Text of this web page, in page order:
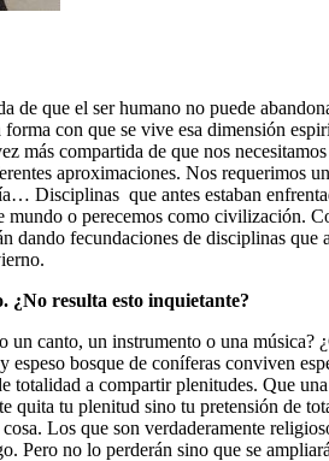
de que el ser humano no puede
con que se vive esa dimensión
más compartida de que nos
aproximaciones. Nos requerimos
Disciplinas que antes estaban
o perecemos como civilización.
dando fecundaciones de disciplinas que
¿No resulta esto inquietante?
canto, un instrumento o una música?
bosque de coníferas conviven
totalidad a compartir plenitudes. Que
tu plenitud sino tu pretensión de
Los que son verdaderamente
Pero no lo perderán sino que se